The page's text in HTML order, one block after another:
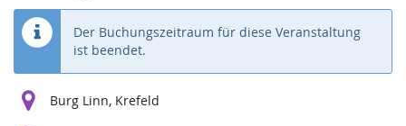
Der Buchungszeitraum für diese Veranstaltung
ist beendet.
Burg Linn, Krefeld